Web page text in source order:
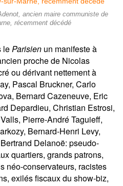
ancien maire communiste de
récemment décédé
leParisien un manifeste à
proche de Nicolas
ou dérivant nettement à
Pascal Bruckner, Carlo
Bernard Cazeneuve, Eric
Depardieu, Christian Estrosi,
Pierre-André Taguieff,
Bernard-Henri Levy,
Delanoë: pseudo-
quartiers, grands patrons,
néo-conservateurs, racistes
exilés fiscaux du show-biz,